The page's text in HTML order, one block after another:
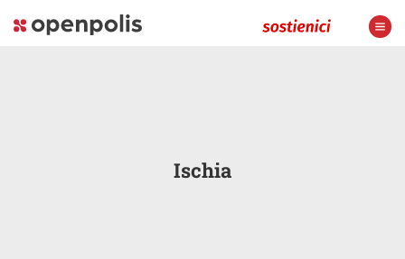
Ischia